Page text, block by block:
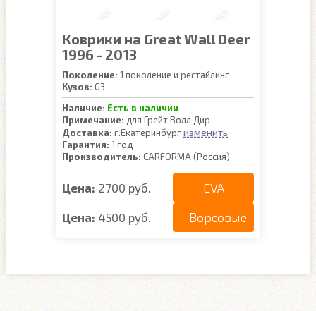
Коврики на Great Wall Deer
1996 - 2013
Поколение: 1 поколение и рестайлинг
Кузов: G3
Наличие: Есть в наличии
Примечание: для Грейт Волл Дир
Доставка: г.Екатеринбургизменить
Гарантия: 1 год
Производитель: CARFORMA (Россия)
Цена: 2700 руб. EVA
Цена: 4500 руб. Ворсовые